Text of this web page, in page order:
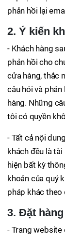
phản hồi lại
2. Ý kiến
- Khách hàng
phản hồi cho
cửa hàng, thắc
câu hỏi và
hàng. Những
tôi có quyền
- Tất cả nội
khách đều là
hiện bất kỳ
khoản của quý
pháp khác theo
3. Đặt hàng
- Trang website